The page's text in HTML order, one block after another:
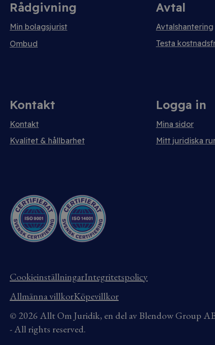
Rådgivning
Min bolagsjurist
Ombud
Avtal
Avtalshantering
Testa
Kontakt
Kontakt
Kvalitet & hållbarhet
Logga in
Mina sidor
Mitt juridiska
CookieinställningarIntegritetspolicy
Allmänna villkorKöpevillkor
© 2026 Allt Om Juridik, en del av Blendow Group
- All rights reserved.